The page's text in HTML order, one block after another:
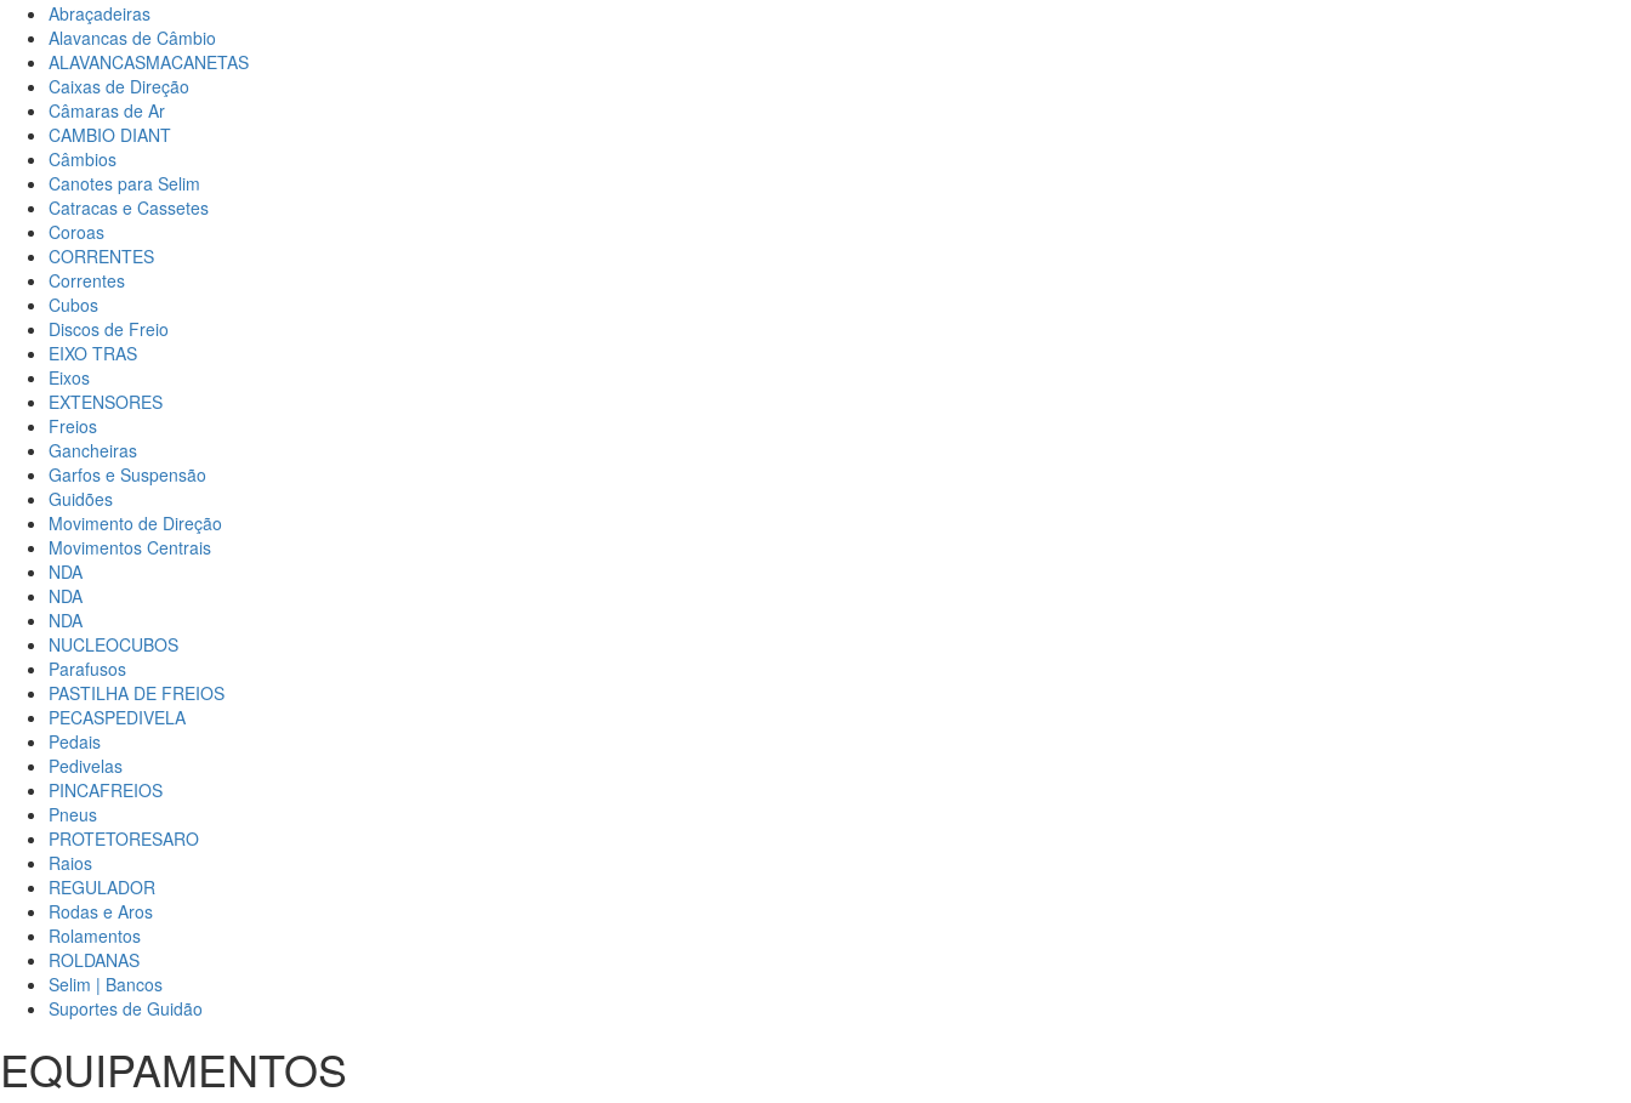
Abraçadeiras
Alavancas de Câmbio
ALAVANCASMACANETAS
Caixas de Direção
Câmaras de Ar
CAMBIO DIANT
Câmbios
Canotes para Selim
Catracas e Cassetes
Coroas
CORRENTES
Correntes
Cubos
Discos de Freio
EIXO TRAS
Eixos
EXTENSORES
Freios
Gancheiras
Garfos e Suspensão
Guidões
Movimento de Direção
Movimentos Centrais
NDA
NDA
NDA
NUCLEOCUBOS
Parafusos
PASTILHA DE FREIOS
PECASPEDIVELA
Pedais
Pedivelas
PINCAFREIOS
Pneus
PROTETORESARO
Raios
REGULADOR
Rodas e Aros
Rolamentos
ROLDANAS
Selim | Bancos
Suportes de Guidão
EQUIPAMENTOS